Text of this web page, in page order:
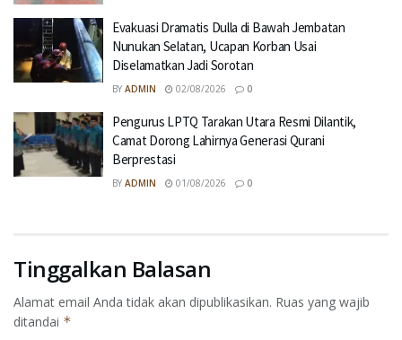
Evakuasi Dramatis Dulla di Bawah Jembatan
Nunukan Selatan, Ucapan Korban Usai
Diselamatkan Jadi Sorotan
BY ADMIN 02/08/2026 0
Pengurus LPTQ Tarakan Utara Resmi Dilantik,
Camat Dorong Lahirnya Generasi Qurani
Berprestasi
BY ADMIN 01/08/2026 0
Tinggalkan Balasan
Alamat email Anda tidak akan dipublikasikan. Ruas yang wajib
ditandai *